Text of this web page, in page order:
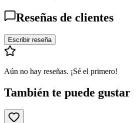
Reseñas de clientes
Escribir reseña
Aún no hay reseñas. ¡Sé el primero!
También te puede gustar